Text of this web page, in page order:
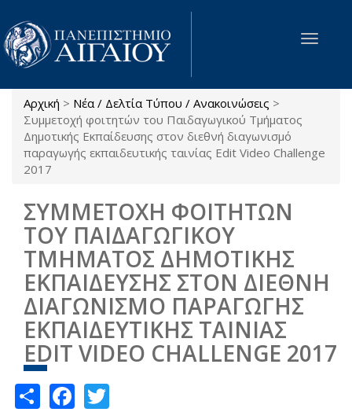
Παράκαμψη προς το κυρίως περιεχόμενο
Toggle
Είστε εδώ
Αρχική > Νέα / Δελτία Τύπου / Ανακοινώσεις >
Συμμετοχή φοιτητών του Παιδαγωγικού Τμήματος
Δημοτικής Εκπαίδευσης στον διεθνή διαγωνισμό
παραγωγής εκπαιδευτικής ταινίας Edit Video Challenge
2017
ΣΥΜΜΕΤΟΧΗ ΦΟΙΤΗΤΩΝ
ΤΟΥ ΠΑΙΔΑΓΩΓΙΚΟΥ
ΤΜΗΜΑΤΟΣ ΔΗΜΟΤΙΚΗΣ
ΕΚΠΑΙΔΕΥΣΗΣ ΣΤΟΝ ΔΙΕΘΝΗ
ΔΙΑΓΩΝΙΣΜΟ ΠΑΡΑΓΩΓΗΣ
ΕΚΠΑΙΔΕΥΤΙΚΗΣ ΤΑΙΝΙΑΣ
EDIT VIDEO CHALLENGE 2017
ShareFacebook